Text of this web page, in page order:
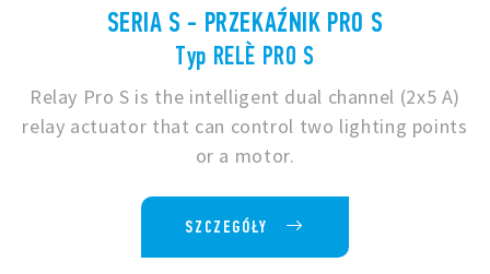
SERIA S - PRZEKAŹNIK PRO S
Typ RELÈ PRO S
Relay Pro S is the intelligent dual channel (2x5 A)
relay actuator that can control two lighting points
or a motor.
SZCZEGÓŁY